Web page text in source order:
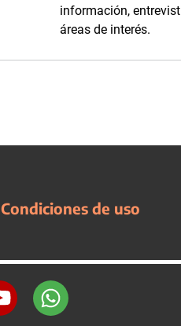
información,
áreas de interés.
Condiciones de uso